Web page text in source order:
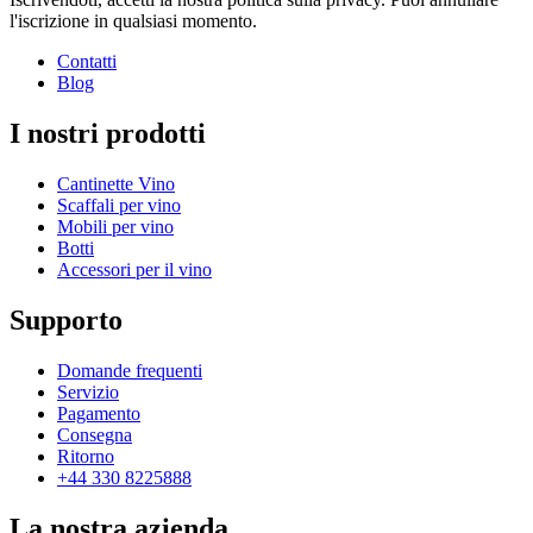
l'iscrizione in qualsiasi momento.
Contatti
Blog
I nostri prodotti
Cantinette Vino
Scaffali per vino
Mobili per vino
Botti
Accessori per il vino
Supporto
Domande frequenti
Servizio
Pagamento
Consegna
Ritorno
+44 330 8225888